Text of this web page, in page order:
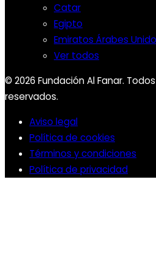
Catar
Egipto
Emiratos Árabes
Ver todos
© 2026 Fundación Al Fanar.
reservados.
Aviso legal
Política de cookies
Términos y condiciones
Política de privacidad